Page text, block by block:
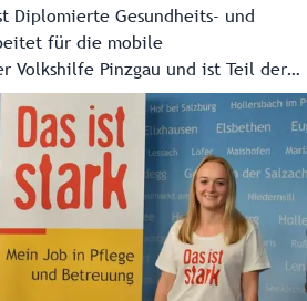
Diplomierte Gesundheits- und
für die mobile
Volkshilfe Pinzgau und ist Teil der
ist stark!“: Menschen aus der Praxis
persönliche Art und Weise den
näher.